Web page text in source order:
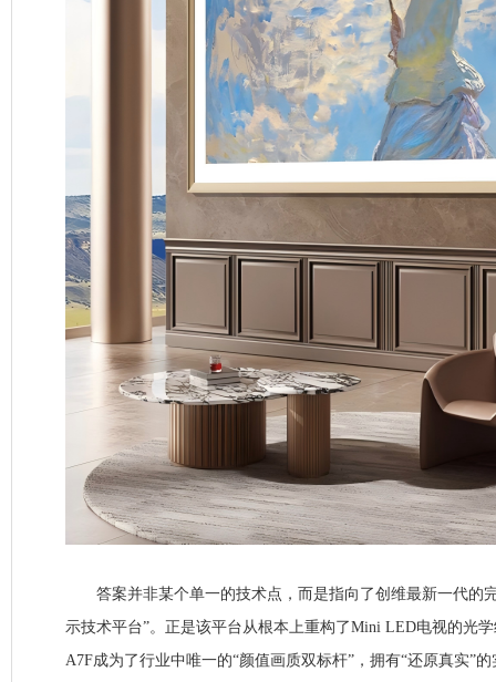
答案并非某个单一的技术点，而是指向了创维最新一代的
示技术平台”。正是该平台从根本上重构了Mini LED电视的光
A7F成为了行业中唯一的“颜值画质双标杆”，拥有“还原真实”